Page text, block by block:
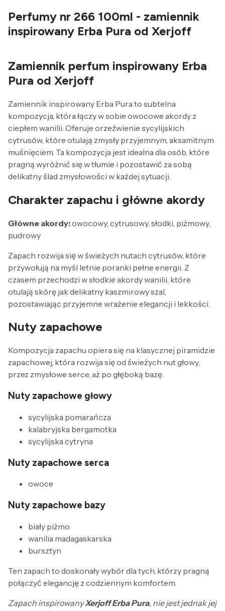
Perfumy nr 266 100ml - zamiennik
inspirowany Erba Pura od Xerjoff
Zamiennik perfum inspirowany Erba
Pura od Xerjoff
Zamiennik inspirowany Erba Pura to subtelna
kompozycja, która łączy w sobie owocowe akordy z
ciepłem wanilii. Oferuje orzeźwienie sycylijskich
cytrusów, które otulają zmysły przyjemnym, aksamitnym
muśnięciem. Ta kompozycja jest idealna dla osób, które
pragną wyróżnić się w tłumie i pozostawić za sobą
delikatny ślad zmysłowości w każdej sytuacji.
Charakter zapachu i główne akordy
Główne akordy:owocowy, cytrusowy, słodki, piżmowy,
pudrowy
Zapach rozwija się w świeżych nutach cytrusów, które
przywołują na myśl letnie poranki pełne energii. Z
czasem przechodzi w słodkie akordy wanilii, które
otulają skórę jak delikatny kaszmirowy szal,
pozostawiając przyjemne wrażenie elegancji i lekkości.
Nuty zapachowe
Kompozycja zapachu opiera się na klasycznej piramidzie
zapachowej, która rozwija się od świeżych nut głowy,
przez zmysłowe serce, aż po głęboką bazę.
Nuty zapachowe głowy
sycylijska pomarańcza
kalabryjska bergamotka
sycylijska cytryna
Nuty zapachowe serca
owoce
Nuty zapachowe bazy
biały piżmo
wanilia madagaskarska
bursztyn
Ten zapach to doskonały wybór dla tych, którzy pragną
połączyć elegancję z codziennym komfortem.
Zapach inspirowanyXerjoff Erba Pura, nie jest jednak jej